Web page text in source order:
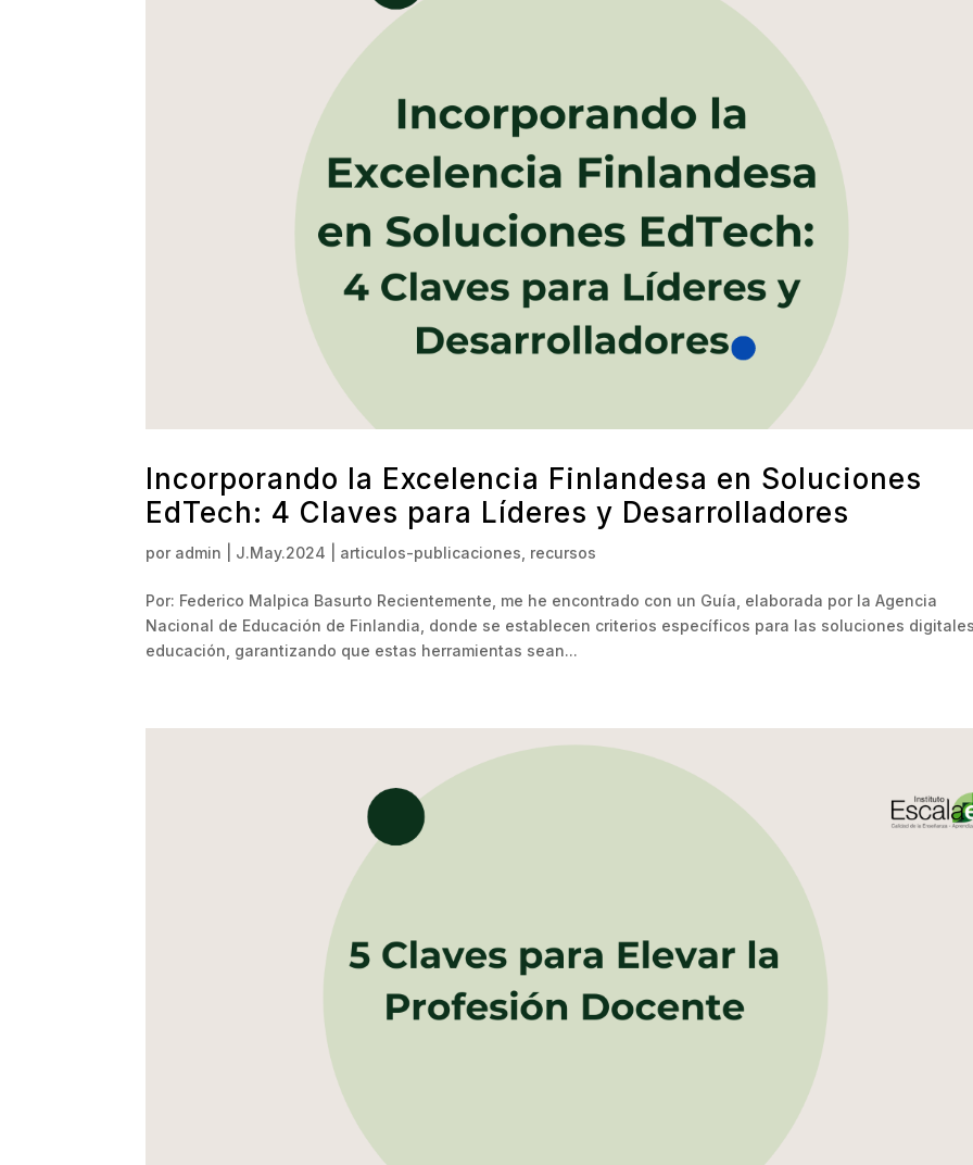
Incorporando la Excelencia Finlandesa en Soluciones
EdTech: 4 Claves para Líderes y Desarrolladores
por admin J.May.2024 articulos-publicaciones, recursos
Por: Federico Malpica Basurto Recientemente, me he encontrado con un Guía, elaborada por la Agencia
Nacional de Educación de Finlandia, donde se establecen criterios específicos para las soluciones
educación, garantizando que estas herramientas sean...